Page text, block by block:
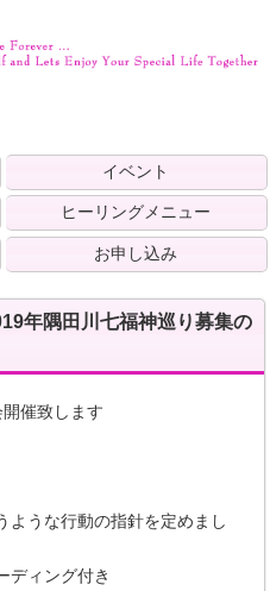
イベント
ヒーリングメニュー
お申し込み
年隅田川七福神巡り募集の
催致します
ような行動の指針を定めまし
ディング付き